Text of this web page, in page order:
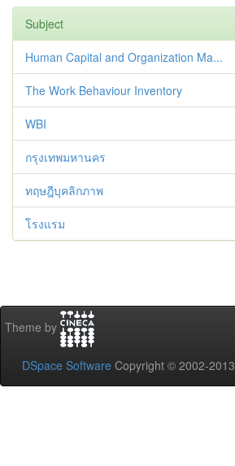
Subject
Human Capital and Organization Ma...
The Work Behaviour Inventory
WBI
กรุงเทพมหานคร
ทฤษฎีบุคลิกภาพ
โรงแรม
Theme by
DSpace Software Copyright © 2002-2013